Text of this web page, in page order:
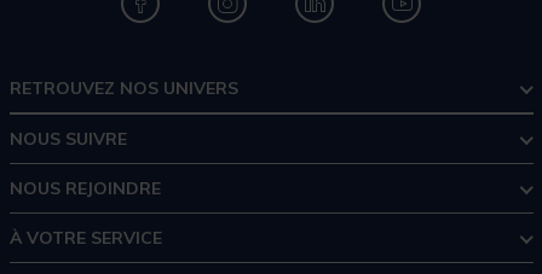
RETROUVEZ NOS UNIVERS
NOUS SUIVRE
NOUS REJOINDRE
À VOTRE SERVICE